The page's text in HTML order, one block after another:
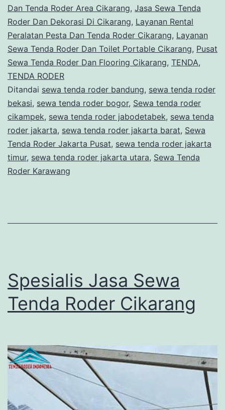
Dan
Tenda
Roder
Area
Cikarang
Dan Tenda Roder Area Cikarang, Jasa Sewa Tenda
Roder Dan Dekorasi Di Cikarang, Layanan Rental
Peralatan Pesta Dan Tenda Roder Cikarang, Layanan
Sewa Tenda Roder Dan Toilet Portable Cikarang, Pusat
Sewa Tenda Roder Dan Flooring Cikarang, TENDA,
TENDA RODER
Ditandai sewa tenda roder bandung, sewa tenda roder
bekasi, sewa tenda roder bogor, Sewa tenda roder
cikampek, sewa tenda roder jabodetabek, sewa tenda
roder jakarta, sewa tenda roder jakarta barat, Sewa
Tenda Roder Jakarta Pusat, sewa tenda roder jakarta
timur, sewa tenda roder jakarta utara, Sewa Tenda
Roder Karawang
Spesialis Jasa Sewa
Tenda Roder Cikarang